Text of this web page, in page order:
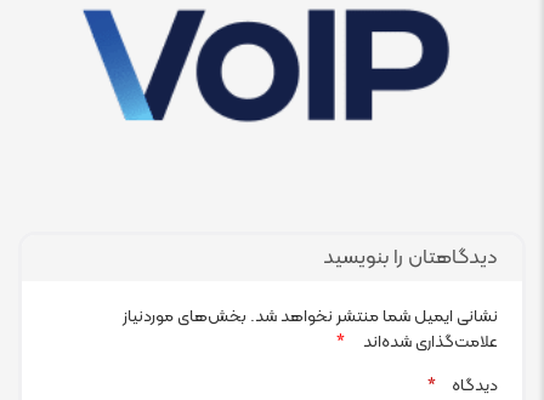
دیدگاهتان را بنویسید
نشانی ایمیل شما منتشر نخواهد شد. بخش‌های موردنیاز
علامت‌گذاری شده‌اند
*
دیدگاه
*